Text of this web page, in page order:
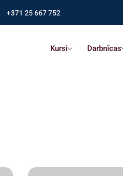
+371 25 667 752
Kursi Darbnīcas